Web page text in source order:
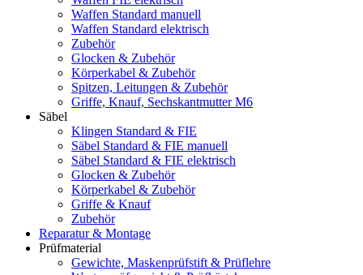
Waffen Standard manuell
Waffen Standard elektrisch
Zubehör
Glocken & Zubehör
Körperkabel & Zubehör
Spitzen, Leitungen & Zubehör
Griffe, Knauf, Sechskantmutter M6
Säbel
Klingen Standard & FIE
Säbel Standard & FIE manuell
Säbel Standard & FIE elektrisch
Glocken & Zubehör
Körperkabel & Zubehör
Griffe & Knauf
Zubehör
Reparatur & Montage
Prüfmaterial
Gewichte, Maskenprüfstift & Prüflehre